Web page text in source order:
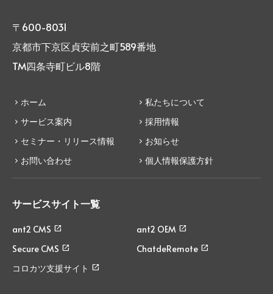
〒600-8031
京都市下京区貞安前之町589番地
TM四条寺町ビル8階
ホーム
私たちについて
サービス案内
採用情報
セミナー・リリース情報
お知らせ
お問い合わせ
個人情報保護方針
サービスサイト一覧
ant2 CMS
ant2 OEM
Secure CMS
ChatdeRemote
コロカツ支援サイト